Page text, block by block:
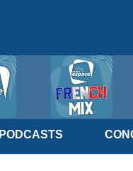
PODCASTS